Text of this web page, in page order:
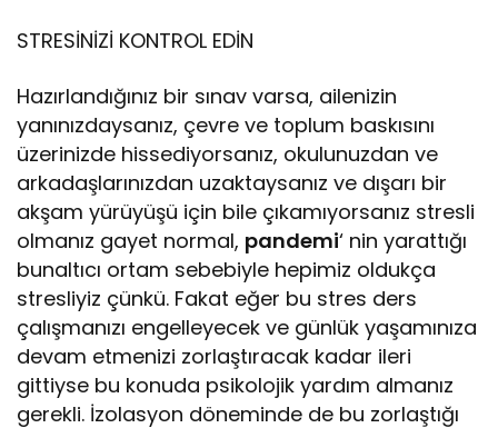
STRESİNİZİ KONTROL EDİN
Hazırlandığınız bir sınav varsa, ailenizin
yanınızdaysanız, çevre ve toplum baskısını
üzerinizde hissediyorsanız, okulunuzdan ve
arkadaşlarınızdan uzaktaysanız ve dışarı bir
akşam yürüyüşü için bile çıkamıyorsanız stresli
olmanız gayet normal, pandemi‘ nin yarattığı
bunaltıcı ortam sebebiyle hepimiz oldukça
stresliyiz çünkü. Fakat eğer bu stres ders
çalışmanızı engelleyecek ve günlük yaşamınıza
devam etmenizi zorlaştıracak kadar ileri
gittiyse bu konuda psikolojik yardım almanız
gerekli. İzolasyon döneminde de bu zorlaştığı